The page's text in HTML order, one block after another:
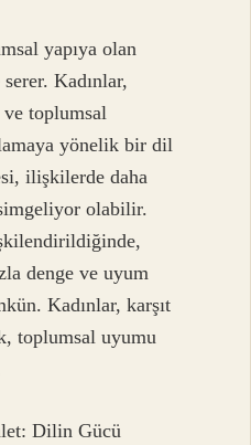
yapıya olan
Kadınlar,
toplumsal
yönelik bir dil
ilişkilerde daha
olabilir.
denge ve uyum
Kadınlar, karşıt
toplumsal uyumu
Dilin Gücü